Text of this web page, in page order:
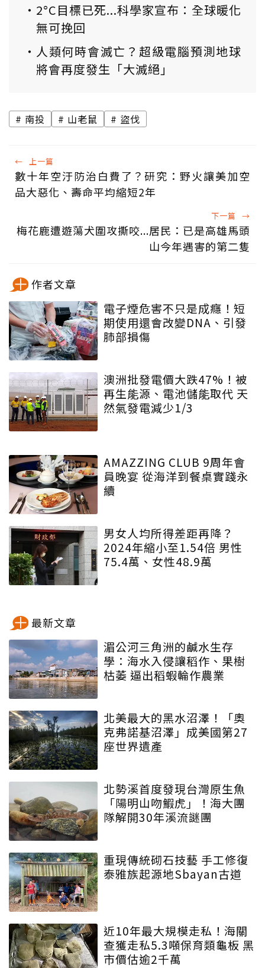
2°C目標已死...科學家宣布：全球暖化
無可挽回
人類何時會滅亡？超級電腦預測地球
將會再度發生「大滅絕」
南投 山老鼠 盜伐
← 上一篇
數十年空汙防治白費了？研究：野火讓美加空
品大惡化、壽命平均縮短2年
下一篇 →
梅花鹿遭遊蕩犬圍攻撕咬...居民：已是高雄馬頭
山今年遇害的第二隻
作者文章
電子煙危害不只是成癮！短
期使用還會改變DNA、引發
肺部損傷
澳洲批發電價大跌47%！被
再生能源、電池儲能取代 天
然氣發電減少1/3
AMAZZING CLUB 9周年會
員晚宴 從海洋到餐桌實踐永
續
男女人均所得差距再降？
2024年縮小至1.54倍 男性
75.4萬、女性48.9萬
最新文章
湄公河三角洲的鹹水生存
學：海水入侵讓稻作、果樹
枯萎 逼出稻蝦輪作農業
北美最大的黑水沼澤！「奧
克弗諾基沼澤」成美國第27
座世界遺產
北勢溪首度發現台灣原生魚
「陽明山吻鰕虎」！海大團
隊解開30年溪流謎團
重現傳統砌石技藝 手工修復
泰雅族起源地Sbayan古道
近10年最大規模走私！海關
查獲走私5.3噸保育類龜板 黑
市價估逾2千萬